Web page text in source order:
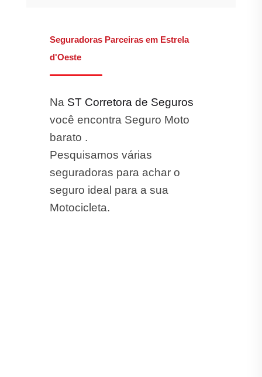
Seguradoras Parceiras em Estrela
d'Oeste
Na ST Corretora de Seguros
você encontra Seguro Moto
barato .
Pesquisamos várias
seguradoras para achar o
seguro ideal para a sua
Motocicleta.